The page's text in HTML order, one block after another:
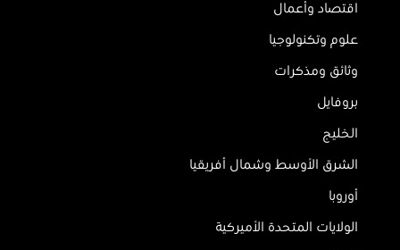
اقتصاد وأعمال
علوم وتكنولوجيا
وثائق ومذكرات
بروفايل
الخليج
الشرق الأوسط وشمال أفريقيا
أوروبا
الولايات المتحدة الأميركية